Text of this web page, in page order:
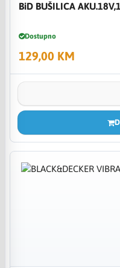
BiD BUŠILICA
Dostupno
129,00 KM